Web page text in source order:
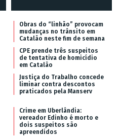
Obras do “linhão” provocam
mudanças no trânsito em
Catalão neste fim de semana
CPE prende três suspeitos
de tentativa de homicídio
em Catalão
Justiça do Trabalho concede
liminar contra descontos
praticados pela Manserv
Crime em Uberlândia:
vereador Edinho é morto e
dois suspeitos são
apreendidos